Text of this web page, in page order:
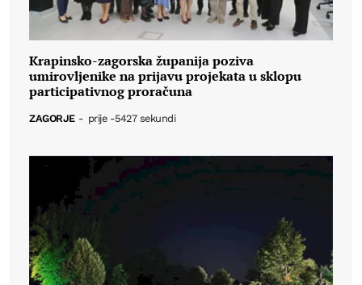
Krapinsko-zagorska županija poziva
umirovljenike na prijavu projekata u sklopu
participativnog proračuna
ZAGORJE - prije -5427 sekundi